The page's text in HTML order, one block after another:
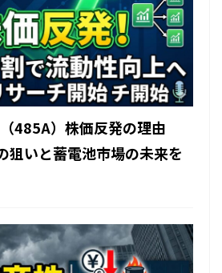
485A）株価反発の理由
狙いと蓄電池市場の未来を